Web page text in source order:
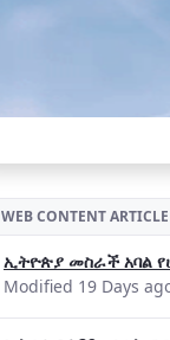
WEB CONTENT ARTICLE
ኢትዮጵያ መስራች አባል
Modified 19 Days